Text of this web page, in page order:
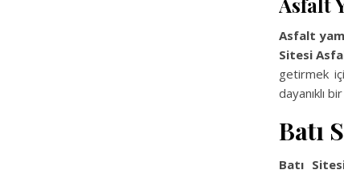
Asfalt
Asfalt
Sitesi
getirmek
dayanıklı
Batı
Batı